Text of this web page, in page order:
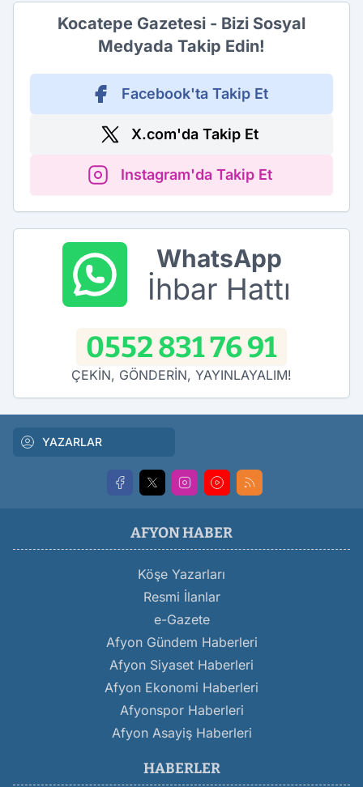
Kocatepe Gazetesi - Bizi Sosyal
Medyada Takip Edin!
Facebook'ta Takip Et
X.com'da Takip Et
Instagram'da Takip Et
WhatsApp
İhbar Hattı
0552 831 76 91
ÇEKİN, GÖNDERİN, YAYINLAYALIM!
YAZARLAR
AFYON HABER
Köşe Yazarları
Resmi İlanlar
e-Gazete
Afyon Gündem Haberleri
Afyon Siyaset Haberleri
Afyon Ekonomi Haberleri
Afyonspor Haberleri
Afyon Asayiş Haberleri
HABERLER